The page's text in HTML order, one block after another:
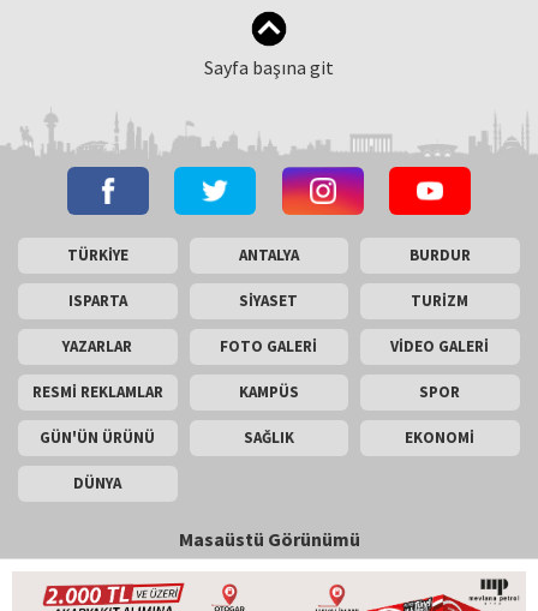
Sayfa başına git
TÜRKİYE ANTALYA BURDUR
ISPARTA SİYASET TURİZM
YAZARLAR FOTO GALERİ VİDEO GALERİ
RESMİ REKLAMLAR KAMPÜS SPOR
GÜN'ÜN ÜRÜNÜ SAĞLIK EKONOMİ
DÜNYA
Masaüstü Görünümü
İletişim